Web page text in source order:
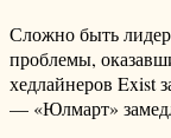
Сложно быть
проблемы,
хедлайнеров Exist
— «Юлмарт»